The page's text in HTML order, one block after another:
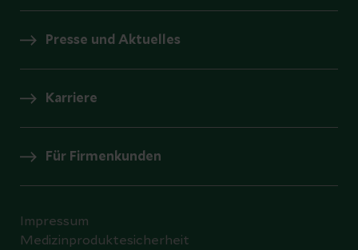
Presse und Aktuelles
Karriere
Für Firmenkunden
Impressum
Medizinproduktesicherheit